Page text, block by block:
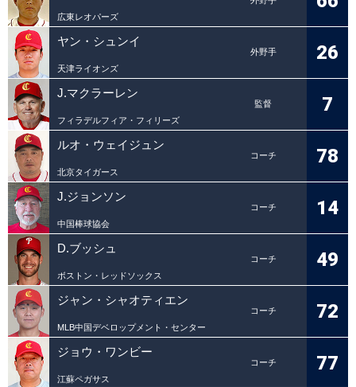
広東レオパーズ
ヤン・シュンイ
外野手
天津ライオンズ
26
J.マクラーレン
監督
フィラデルフィア・フィリーズ
7
ルオ・ウェイジュン
コーチ
北京タイガース
78
J.ジョンソン
コーチ
中国棒球協会
14
D.ブッシュ
コーチ
ボストン・レッドソックス
49
ジャン・シャオティエン
コーチ
MLB中国デベロップメント・センター
72
ジョウ・ワンビー
コーチ
江蘇ペガサス
77